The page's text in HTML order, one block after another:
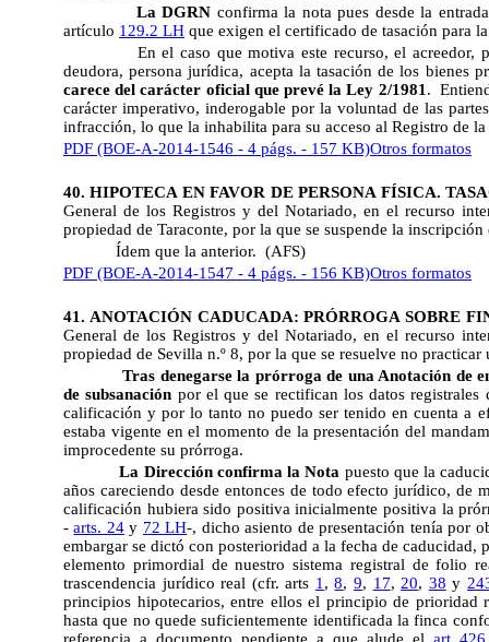
La DGRN confirma la nota pues desde la
artículo 129.2 LH que exigen el certificado de tasación para
En el caso que motiva este recurso, el acreedor,
deudora, persona jurídica, acepta la tasación de los bienes
carece del carácter oficial que prevé la Ley 2/1981 .
carácter imperativo, inderogable por la voluntad de las
infracción, lo que la inhabilita para su acceso al Registro de
PDF (BOE-A-2014-1546 - 4 págs. - 157 KB)Otros formatos
40. HIPOTECA EN FAVOR DE PERSONA FÍSICA.
General de los Registros y del Notariado, en el recurso
propiedad de Taraconte, por la que se suspende la
Ídem que la anterior. (AFS)
PDF (BOE-A-2014-1547 - 4 págs. - 156 KB)Otros formatos
41. ANOTACIÓN CADUCADA: PRÓRROGA SOBRE
General de los Registros y del Notariado, en el recurso
propiedad de Sevilla n.º 8, por la que se resuelve no
Tras denegarse la prórroga de una Anotación de
de subsanación por el que se rectifican los datos
calificación y por lo tanto no puedo ser tenido en cuenta a
estaba vigente en el momento de la presentación del
improcedente su prórroga.
La Dirección confirma la Nota puesto que la
años careciendo desde entonces de todo efecto jurídico, de
calificación hubiera sido positiva inicialmente positiva la
- arts. 24 y 72 LH-, dicho asiento de presentación tenía por
embargar se dictó con posterioridad a la fecha de
elemento primordial de nuestro sistema registral de folio
trascendencia jurídico real (cfr. arts 1 , 8, 9, 17, 20, 38 y
principios hipotecarios, entre ellos el principio de prioridad
hasta que no quede suficientemente identificada la finca